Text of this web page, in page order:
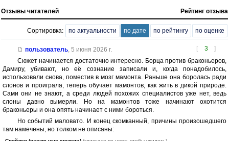
Отзывы читателей Рейтинг отзыва
Сортировка: по актуальности по дате по рейтингу по оценке
[ 3 ]
пользователь, 5 июня 2026 г.
Сюжет начинается достаточно интересно. Борца против браконьеров,
Дамиру, убивают, но её сознание записали и, когда понадобилось,
использовали снова, поместив в мозг мамонта. Раньше она боролась ради
слонов и проиграла, теперь обучает мамонтов, как жить в дикой природе.
Сами они не знают, а среди людей похожих специалистов уже нет, ведь
слоны давно вымерли. Но на мамонтов тоже начинают охотится
браконьеры и она опять начинает с ними бороться.
Но событий маловато. И конец скомканный, причины произошедшего
там намечены, но толком не описаны: